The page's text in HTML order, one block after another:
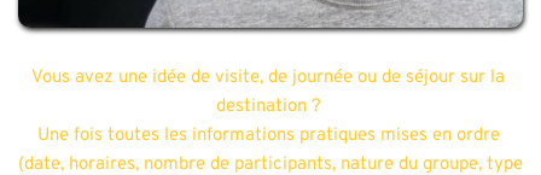
Vous avez une idée de visite, de journée ou de séjour sur la
destination ?
Une fois toutes les informations pratiques mises en ordre
(date, horaires, nombre de participants, nature du groupe, type